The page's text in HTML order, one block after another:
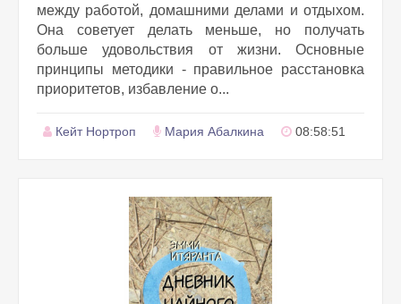
между работой, домашними делами и отдыхом.
Она советует делать меньше, но получать
больше удовольствия от жизни. Основные
принципы методики - правильное расстановка
приоритетов, избавление о...
Кейт Нортроп Мария Абалкина 08:58:51